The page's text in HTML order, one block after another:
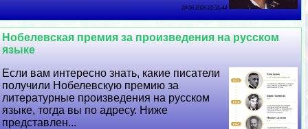
24 06 2026 22:31:44
Нобелевская премия за произведения на русском
языке
Если вам интересно знать, какие писатели
получили Нобелевскую премию за
литературные произведения на русском
языке, тогда вы по адресу. Ниже
представлен...